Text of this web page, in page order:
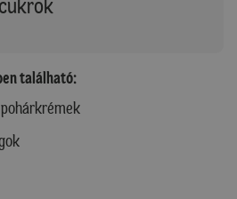
található: